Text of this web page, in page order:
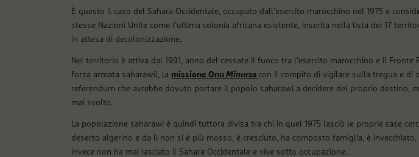
È questo il caso del Sahara Occidentale, occupato dall’esercito marocchino nel 1975 e
stesse Nazioni Unite come l’ultima colonia africana esistente, inserita nella lista dei 17
in attesa di decolonizzazione.
Nel territorio è attiva dal 1991, anno del cessate il fuoco tra l’esercito marocchino e il Fronte
forza armata saharawi), la missione OnuMinurso con il compito di vigilare sulla tregua e di
referendum che avrebbe dovuto portare il popolo saharawi a decidere del proprio destino,
mai svolto.
La popolazione saharawi è quindi tuttora divisa tra chi in quel 1975 lasciò le proprie case
deserto algerino e da lì non si è più mosso, è cresciuto, ha composto famiglia, è invecchiato,
invece non ha mai lasciato il Sahara Occidentale e vive sotto occupazione.